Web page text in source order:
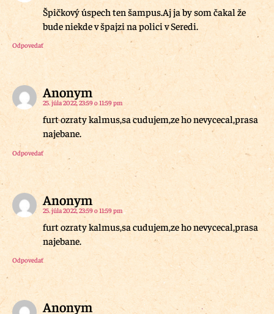
Špičkový úspech ten šampus.Aj ja by som čakal že
bude niekde v špajzi na polici v Seredi.
Odpovedať
Anonym
25. júla 2022, 23:59 o 11:59 pm
furt ozraty kalmus,sa cudujem,ze ho nevycecal,prasa
najebane.
Odpovedať
Anonym
25. júla 2022, 23:59 o 11:59 pm
furt ozraty kalmus,sa cudujem,ze ho nevycecal,prasa
najebane.
Odpovedať
Anonym